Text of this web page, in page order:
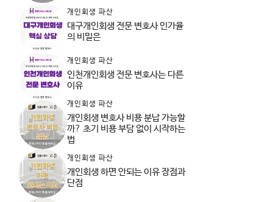
개인회생 파산
대구개인회생 전문 변호사 인가율
의 비밀은
개인회생 파산
인천개인회생 전문 변호사는 다른
이유
개인회생 파산
개인회생 변호사 비용 분납 가능할
까? 초기 비용 부담 없이 시작하는
법
개인회생 파산
개인회생 하면 안되는 이유 장점과
단점